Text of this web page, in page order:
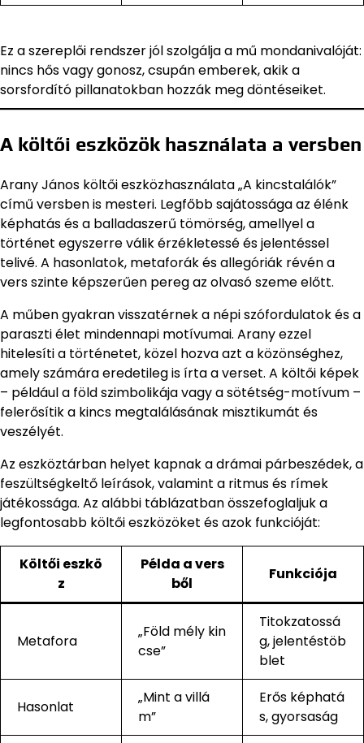
Ez a szereplői rendszer jól szolgálja a mű mondanivalóját:
nincs hős vagy gonosz, csupán emberek, akik a
sorsfordító pillanatokban hozzák meg döntéseiket.
A költői eszközök használata a versben
Arany János költői eszközhasználata „A kincstalálók”
című versben is mesteri. Legfőbb sajátossága az élénk
képhatás és a balladaszerű tömörség, amellyel a
történet egyszerre válik érzékletessé és jelentéssel
telivé. A hasonlatok, metaforák és allegóriák révén a
vers szinte képszerűen pereg az olvasó szeme előtt.
A műben gyakran visszatérnek a népi szófordulatok és a
paraszti élet mindennapi motívumai. Arany ezzel
hitelesíti a történetet, közel hozva azt a közönséghez,
amely számára eredetileg is írta a verset. A költői képek
– például a föld szimbolikája vagy a sötétség-motívum –
felerősítik a kincs megtalálásának misztikumát és
veszélyét.
Az eszköztárban helyet kapnak a drámai párbeszédek, a
feszültségkeltő leírások, valamint a ritmus és rímek
játékossága. Az alábbi táblázatban összefoglaljuk a
legfontosabb költői eszközöket és azok funkcióját:
Költői eszkö
z
Példa a vers
ből
Funkciója
Metafora
„Föld mély kin
cse”
Titokzatossá
g, jelentéstöb
blet
Hasonlat
„Mint a villá
m”
Erős képhatá
s, gyorsaság